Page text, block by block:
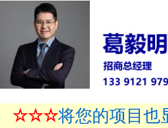
☆☆☆将您的项目也